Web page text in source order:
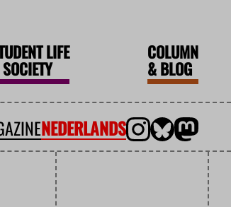
LIFE COLUMN
&BLOG
NEDERLANDS